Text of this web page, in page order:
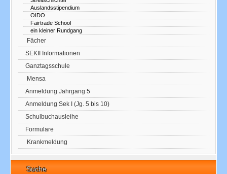
Auslandsstipendium
OIDO
Fairtrade School
ein kleiner Rundgang
Fächer
SEKII Informationen
Ganztagsschule
Mensa
Anmeldung Jahrgang 5
Anmeldung Sek I (Jg. 5 bis 10)
Schulbuchausleihe
Formulare
Krankmeldung
Suche